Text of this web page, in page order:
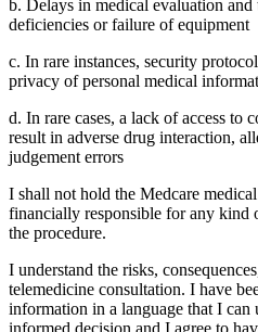
b. Delays in medical evaluation
deficiencies or failure of equipment
c. In rare instances, security
privacy of personal medical
d. In rare cases, a lack of access to
result in adverse drug interaction,
judgement errors
I shall not hold the Medcare
financially responsible for any kind
the procedure.
I understand the risks,
telemedicine consultation. I have
information in a language that I can